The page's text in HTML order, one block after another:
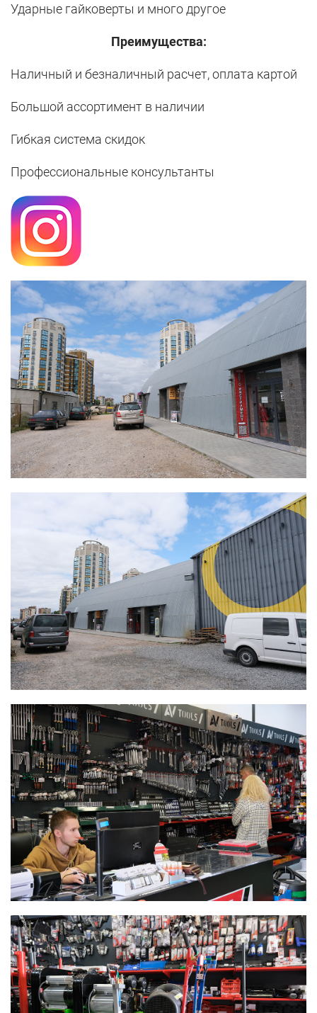
Ударные гайковерты и много другое
Преимущества:
Наличный и безналичный расчет, оплата картой
Большой ассортимент в наличии
Гибкая система скидок
Профессиональные консультанты